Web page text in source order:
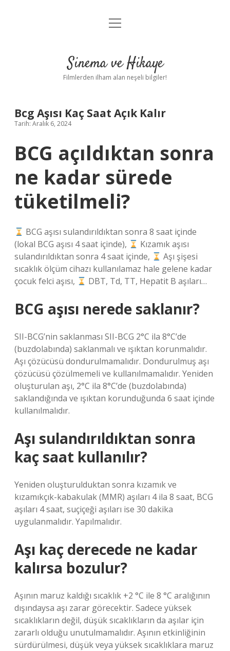
Gizlilik Politikası
Yasal Uyarı
menüyü
Sinema ve Hikaye
Filmlerden ilham alan neşeli bilgiler!
Bcg Aşısı Kaç Saat Açık Kalır
Tarih: Aralık 6, 2024
BCG açıldıktan sonra
ne kadar sürede
tüketilmeli?
BCG aşısı sulandırıldıktan sonra 8 saat içinde
(lokal BCG aşısı 4 saat içinde),
Kızamık aşısı
sulandırıldıktan sonra 4 saat içinde,
Aşı şişesi
sıcaklık ölçüm cihazı kullanılamaz hale gelene kadar
çocuk felci aşısı,
DBT, Td, TT, Hepatit B aşıları…
BCG aşısı nerede saklanır?
SII-BCG’nin saklanması SII-BCG 2°C ila 8°C’de
(buzdolabında) saklanmalı ve ışıktan korunmalıdır.
Aşı çözücüsü dondurulmamalıdır. Dondurulmuş aşı
çözücüsü çözülmemeli ve kullanılmamalıdır. Yeniden
oluşturulan aşı, 2°C ila 8°C’de (buzdolabında)
saklandığında ve ışıktan korunduğunda 6 saat içinde
kullanılmalıdır.
Aşı sulandırıldıktan sonra
kaç saat kullanılır?
Yeniden oluşturulduktan sonra kızamık ve
kızamıkçık-kabakulak (MMR) aşıları 4 ila 8 saat, BCG
aşıları 4 saat, suçiçeği aşıları ise 30 dakika
uygulanmalıdır. Yapılmalıdır.
Aşı kaç derecede ne kadar
kalırsa bozulur?
Aşının maruz kaldığı sıcaklık +2 °C ile 8 °C aralığının
dışındaysa aşı zarar görecektir. Sadece yüksek
sıcaklıkların değil, düşük sıcaklıkların da aşılar için
zararlı olduğu unutulmamalıdır. Aşının etkinliğinin
sürdürülmesi, düşük veya yüksek sıcaklıklara maruz